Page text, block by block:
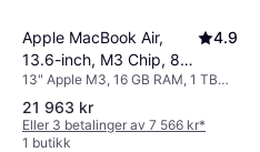
Apple MacBook Air,
13.6-inch, M3 Chip, 8-
core CPU,10-core GPU,
16GB Unified Memory,
1TB SSD Storage Silver
4.9
13" Apple M3, 16 GB RAM, 1 TB
SSD
21 963 kr
Eller 3 betalinger av 7 566 kr*
1 butikk